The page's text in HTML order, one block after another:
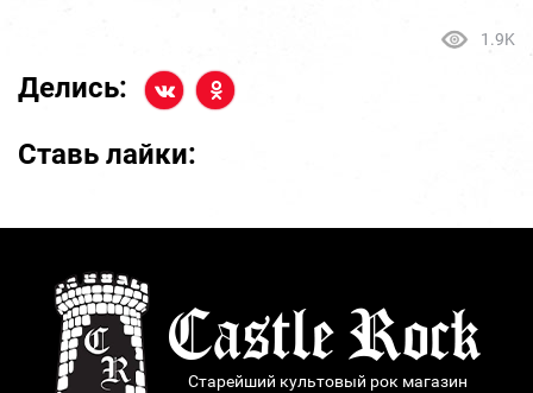
1.9K
Делись:
Ставь лайки:
Старейший культовый рок магазин